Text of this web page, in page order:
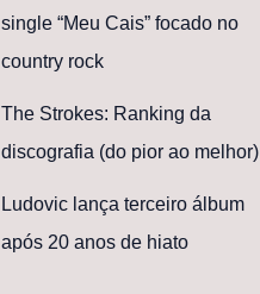
single “Meu Cais” focado no
country rock
The Strokes: Ranking da
discografia (do pior ao melhor)
Ludovic lança terceiro álbum
após 20 anos de hiato